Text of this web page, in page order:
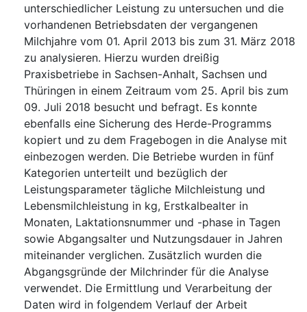
unterschiedlicher Leistung zu untersuchen und die
vorhandenen Betriebsdaten der vergangenen
Milchjahre vom 01. April 2013 bis zum 31. März 2018
zu analysieren. Hierzu wurden dreißig
Praxisbetriebe in Sachsen-Anhalt, Sachsen und
Thüringen in einem Zeitraum vom 25. April bis zum
09. Juli 2018 besucht und befragt. Es konnte
ebenfalls eine Sicherung des Herde-Programms
kopiert und zu dem Fragebogen in die Analyse mit
einbezogen werden. Die Betriebe wurden in fünf
Kategorien unterteilt und bezüglich der
Leistungsparameter tägliche Milchleistung und
Lebensmilchleistung in kg, Erstkalbealter in
Monaten, Laktationsnummer und -phase in Tagen
sowie Abgangsalter und Nutzungsdauer in Jahren
miteinander verglichen. Zusätzlich wurden die
Abgangsgründe der Milchrinder für die Analyse
verwendet. Die Ermittlung und Verarbeitung der
Daten wird in folgendem Verlauf der Arbeit